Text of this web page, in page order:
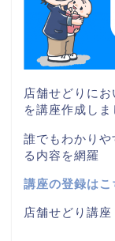
店舗せどりに
を講座作成しま
誰でもわかり
る内容を網羅
講座の登録はこ
店舗せどり講座